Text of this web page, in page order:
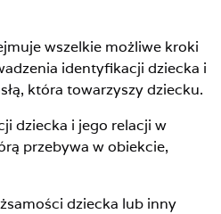
wszelkie możliwe kroki
identyfikacji dziecka i
która towarzyszy dziecku.
dziecka i jego relacji w
przebywa w obiekcie,
dziecka lub inny